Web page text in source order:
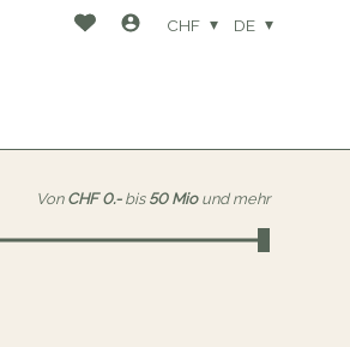
CHF DE
Von CHF 0.- bis 50 Mio und mehr